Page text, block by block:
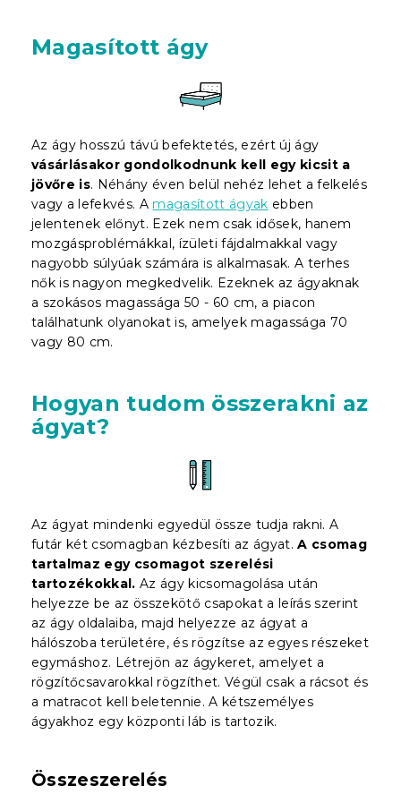
Magasított ágy
Az ágy hosszú távú befektetés, ezért új ágy
vásárlásakor gondolkodnunk kell egy kicsit a
jövőre is. Néhány éven belül nehéz lehet a felkelés
vagy a lefekvés. A magasított ágyak ebben
jelentenek előnyt. Ezek nem csak idősek, hanem
mozgásproblémákkal, ízületi fájdalmakkal vagy
nagyobb súlyúak számára is alkalmasak. A terhes
nők is nagyon megkedvelik. Ezeknek az ágyaknak
a szokásos magassága 50 - 60 cm, a piacon
találhatunk olyanokat is, amelyek magassága 70
vagy 80 cm.
Hogyan tudom összerakni az
ágyat?
Az ágyat mindenki egyedül össze tudja rakni. A
futár két csomagban kézbesíti az ágyat.A csomag
tartalmaz egy csomagot szerelési
tartozékokkal. Az ágy kicsomagolása után
helyezze be az összekötő csapokat a leírás szerint
az ágy oldalaiba, majd helyezze az ágyat a
hálószoba területére, és rögzítse az egyes részeket
egymáshoz. Létrejön az ágykeret, amelyet a
rögzítőcsavarokkal rögzíthet. Végül csak a rácsot és
a matracot kell beletennie. A kétszemélyes
ágyakhoz egy központi láb is tartozik.
Összeszerelés